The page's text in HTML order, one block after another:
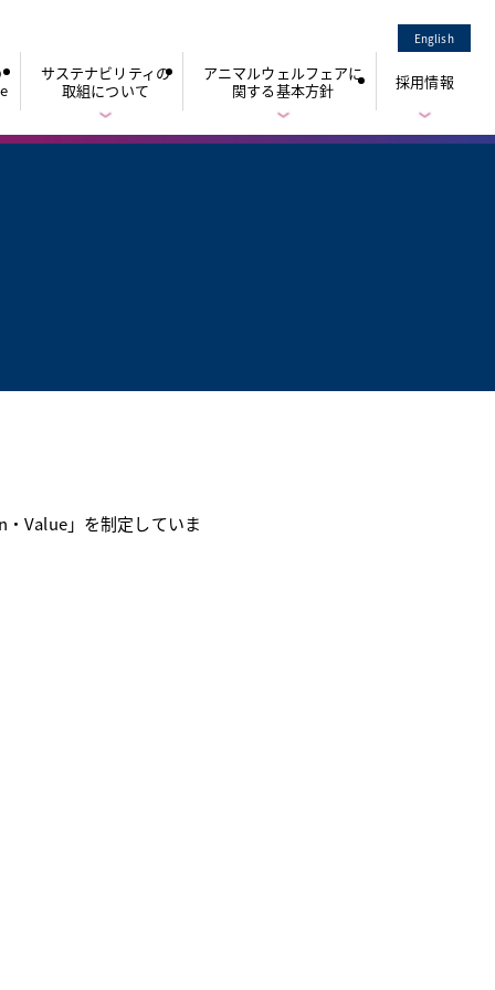
English
サステナビリティの
取組について
アニマルウェルフェアに
関する基本方針
採用情報
・Value」を制定していま